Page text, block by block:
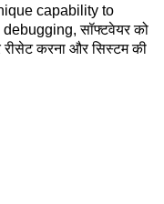
capability to
सॉफ्टवेयर को
रीसेट करना और सिस्टम की